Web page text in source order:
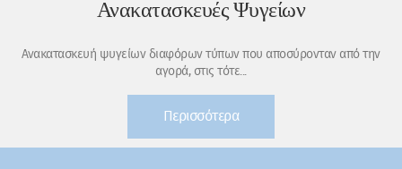
Ανακατασκευές Ψυγείων
Ανακατασκευή ψυγείων διαφόρων τύπων που αποσύρονταν από την
αγορά, στις τότε...
Περισσότερα